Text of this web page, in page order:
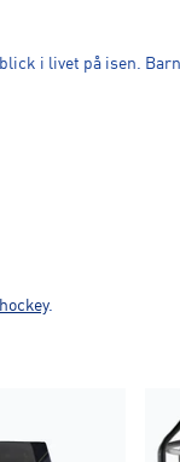
i livet på isen.
.